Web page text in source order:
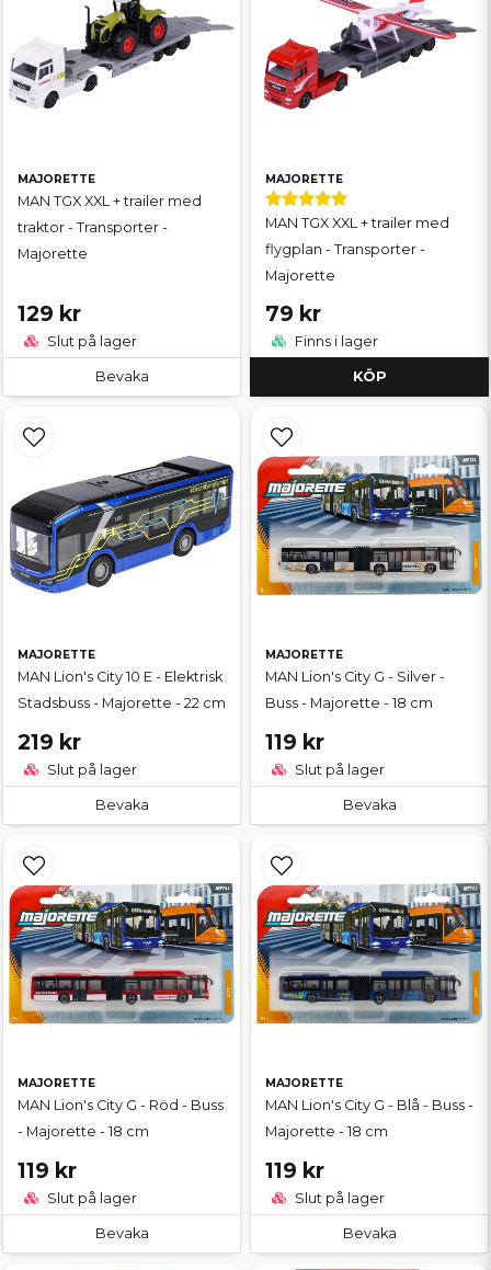
MAJORETTE
MAN TGX XXL + trailer med
traktor - Transporter -
Majorette
129 kr
Slut på lager
Bevaka
MAJORETTE
MAN TGX XXL + trailer med
flygplan - Transporter -
Majorette
79 kr
Finns i lager
KÖP
MAJORETTE
MAN Lion's City 10 E - Elektrisk
Stadsbuss - Majorette - 22 cm
219 kr
Slut på lager
Bevaka
MAJORETTE
MAN Lion's City G - Silver -
Buss - Majorette - 18 cm
119 kr
Slut på lager
Bevaka
MAJORETTE
MAN Lion's City G - Röd - Buss
- Majorette - 18 cm
119 kr
Slut på lager
Bevaka
MAJORETTE
MAN Lion's City G - Blå - Buss -
Majorette - 18 cm
119 kr
Slut på lager
Bevaka